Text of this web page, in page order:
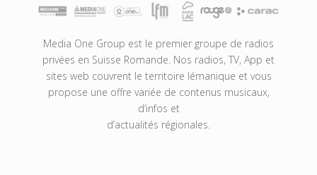
Media One Group est le premier groupe de radios
privées en Suisse Romande. Nos radios, TV, App et
sites web couvrent le territoire lémanique et vous
propose une offre variée de contenus musicaux,
d’infos et
d’actualités régionales.